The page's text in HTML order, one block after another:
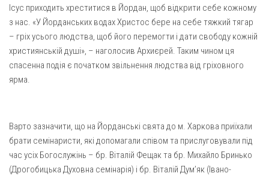
Квіти Слобожанщини
Харківщина
Полтавщина
Сумщина
Ісус приходить хреститися в Йордан, щоб відкрити себе кожному
з нас. «У Йорданських водах Христос бере на себе тяжкий тягар
– гріх усього людства, щоб його перемогти і дати свободу кожній
християнській душі», – наголосив Архиєрей. Таким чином ця
спасенна подія є початком звільнення людства від гріховного
ярма.
Варто зазначити, що на Йорданські свята до м. Харкова приїхали
брати семінаристи, які допомагали співом та прислуговували під
час усіх Богослужінь – бр. Віталій Фещак та бр. Михайло Бринько
(Дрогобицька Духовна семінарія) і бр. Віталій Дум’як (Івано-